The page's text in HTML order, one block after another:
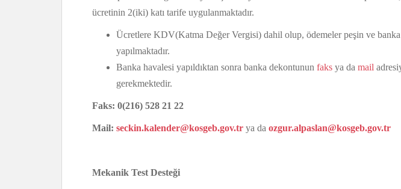
ücretinin 2(iki) katı tarife uygulanmaktadır.
Ücretlere KDV(Katma Değer Vergisi) dahil olup, ödemeler peşin ve
yapılmaktadır.
Banka havalesi yapıldıktan sonra banka dekontunun faks ya da mail
gerekmektedir.
Faks: 0(216) 528 21 22
Mail: seckin.kalender@kosgeb.gov.tr ya da ozgur.alpaslan@kosgeb.gov.tr
Mekanik Test Desteği